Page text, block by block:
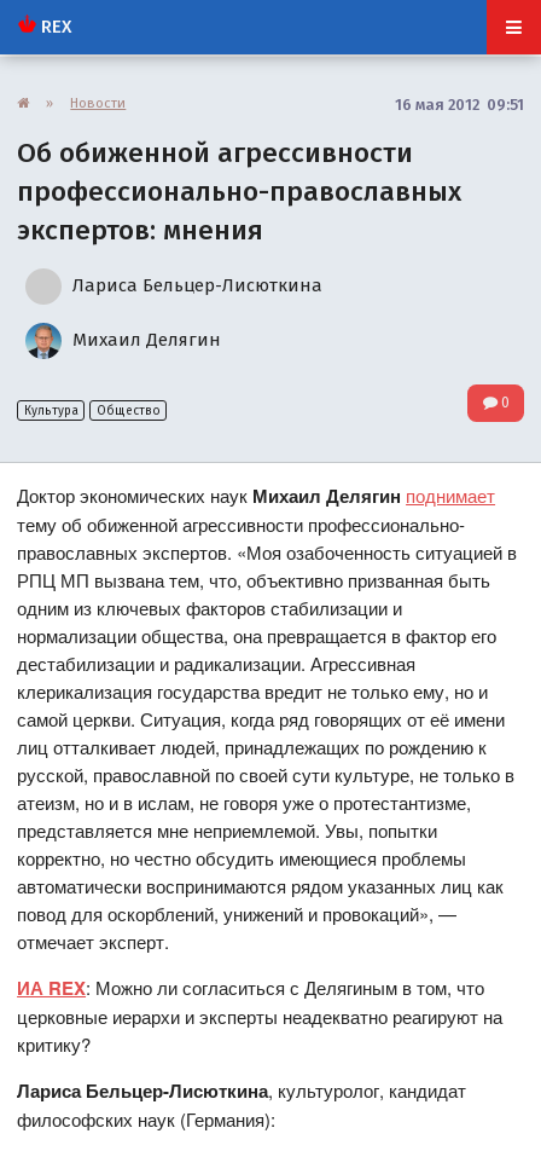
REX
» Новости 16 мая 2012 09:51
Об обиженной агрессивности
профессионально-православных
экспертов: мнения
Лариса Бельцер-Лисюткина
Михаил Делягин
Культура Общество 0
Доктор экономических наук Михаил Делягин поднимает
тему об обиженной агрессивности профессионально-
православных экспертов. «Моя озабоченность ситуацией в
РПЦ МП вызвана тем, что, объективно призванная быть
одним из ключевых факторов стабилизации и
нормализации общества, она превращается в фактор его
дестабилизации и радикализации. Агрессивная
клерикализация государства вредит не только ему, но и
самой церкви. Ситуация, когда ряд говорящих от её имени
лиц отталкивает людей, принадлежащих по рождению к
русской, православной по своей сути культуре, не только в
атеизм, но и в ислам, не говоря уже о протестантизме,
представляется мне неприемлемой. Увы, попытки
корректно, но честно обсудить имеющиеся проблемы
автоматически воспринимаются рядом указанных лиц как
повод для оскорблений, унижений и провокаций», —
отмечает эксперт.
ИА REX: Можно ли согласиться с Делягиным в том, что
церковные иерархи и эксперты неадекватно реагируют на
критику?
Лариса Бельцер-Лисюткина, культуролог, кандидат
философских наук (Германия):